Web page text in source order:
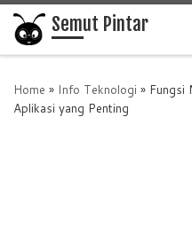
Skip to content
Semut Pintar
Home » Info Teknologi » Fungsi
Aplikasi yang Penting